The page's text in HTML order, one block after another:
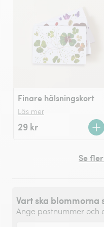
Finare hälsningskort
Läs mer
29 kr
Se
Vart ska blommorna
Ange postnummer och